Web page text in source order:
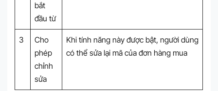
bắt
đầu từ
3
Cho
phép
chỉnh
sửa
Khi tính năng này được bật, người dùng
có thể sửa lại mã của đơn hàng mua